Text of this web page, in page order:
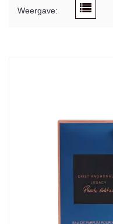
Weergave: